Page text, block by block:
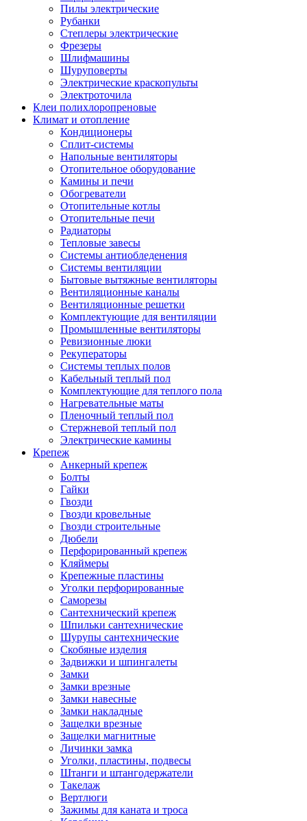
Пилы электрические
Рубанки
Степлеры электрические
Фрезеры
Шлифмашины
Шуруповерты
Электрические краскопульты
Электроточила
Клеи полихлоропреновые
Климат и отопление
Кондиционеры
Сплит-системы
Напольные вентиляторы
Отопительное оборудование
Камины и печи
Обогреватели
Отопительные котлы
Отопительные печи
Радиаторы
Тепловые завесы
Системы антиобледенения
Системы вентиляции
Бытовые вытяжные вентиляторы
Вентиляционные каналы
Вентиляционные решетки
Комплектующие для вентиляции
Промышленные вентиляторы
Ревизионные люки
Рекуператоры
Системы теплых полов
Кабельный теплый пол
Комплектующие для теплого пола
Нагревательные маты
Пленочный теплый пол
Стержневой теплый пол
Электрические камины
Крепеж
Анкерный крепеж
Болты
Гайки
Гвозди
Гвозди кровельные
Гвозди строительные
Дюбели
Перфорированный крепеж
Кляймеры
Крепежные пластины
Уголки перфорированные
Саморезы
Сантехнический крепеж
Шпильки сантехнические
Шурупы сантехнические
Скобяные изделия
Задвижки и шпингалеты
Замки
Замки врезные
Замки навесные
Замки накладные
Защелки врезные
Защелки магнитные
Личинки замка
Уголки, пластины, подвесы
Штанги и штангодержатели
Такелаж
Вертлюги
Зажимы для каната и троса